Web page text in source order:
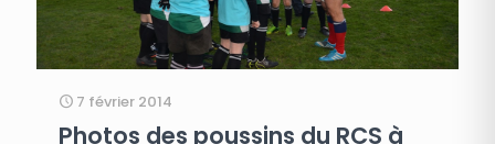
7 février 2014
Photos des poussins du RCS à